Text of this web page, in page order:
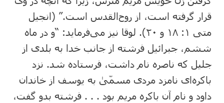
قرار گرفته است، از روح‌القدس است.” (انجیل
متی ۱: ‏۱۸ و ۲۰). لوقا نیز می‌فرماید: “و در ماه
ششم، جبرائیل فرشته از جانب خدا به بلدی از
جلیل که ناصره نام داشت، فرستاده شد. نزد
باکره‌ای نامزد مردی مسمّیٰ به یوسف از خاندان
داود و نام آن باکره مریم بود . . . فرشته بدو گفت،